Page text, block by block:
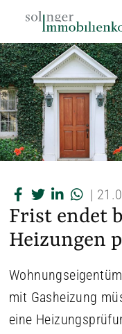
|
Frist endet
Heizungen
mit Gasheizung
eine